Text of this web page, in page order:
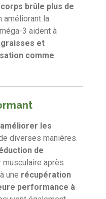
corps brûle plus de
améliorant la
3 aident à
et
comme
améliorer les
diverses manières.
de
après
une récupération
performance à